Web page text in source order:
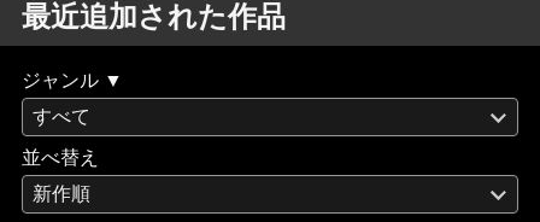
最近追加された作品
ジャンル ▼
すべて
並べ替え
新作順